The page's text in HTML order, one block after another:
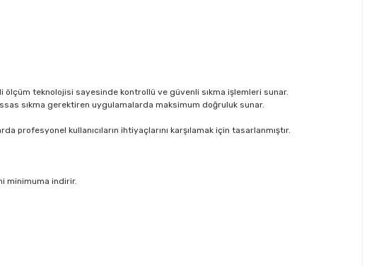
teknolojisi sayesinde kontrollü ve güvenli sıkma işlemleri sunar.
sıkma gerektiren uygulamalarda maksimum doğruluk sunar.
kullanıcıların ihtiyaçlarını karşılamak için tasarlanmıştır.
minimuma indirir.